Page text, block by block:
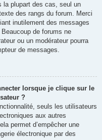
la plupart des cas, seul un
des rangs du forum. Merci
inutilement des messages
de forums ne
ou un modérateur pourra
de messages.
lorsque je clique sur le
?
seuls les utilisateurs
aux autres
permet d’empêcher une
électronique par des